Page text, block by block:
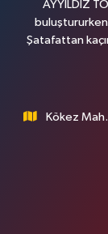
AYYILDIZ
Şatafattan
Kökez